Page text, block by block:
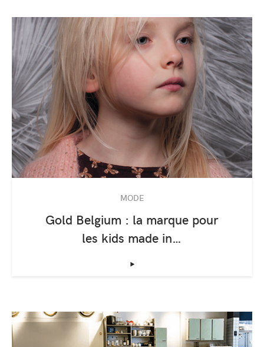
MODE
Gold Belgium : la marque pour
les kids made in…
‣